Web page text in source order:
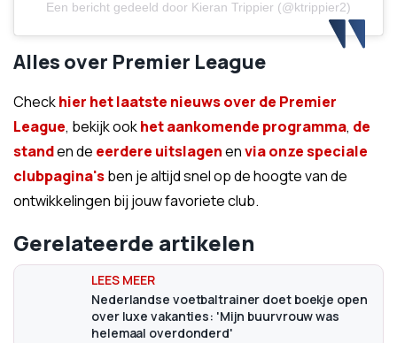
Een bericht gedeeld door Kieran Trippier (@ktrippier2)
Alles over Premier League
Checkhier het laatste nieuws over de Premier
League, bekijk ookhet aankomende programma, de
standen de eerdere uitslagenenvia onze speciale
clubpagina'sben je altijd snel op de hoogte van de
ontwikkelingen bij jouw favoriete club.
Gerelateerde artikelen
Nederlandse voetbaltrainer doet boekje open
over luxe vakanties: 'Mijn buurvrouw was
helemaal overdonderd'